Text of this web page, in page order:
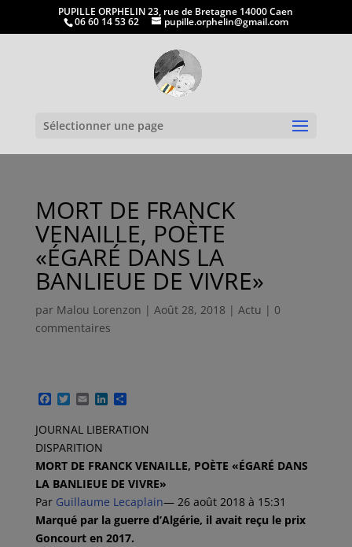
PUPILLE ORPHELIN 23, rue de Bretagne 14000 Caen
06 60 14 53 62 pupille.orphelin@gmail.com
Sélectionner une page
MORT DE FRANCK
VENAILLE, POÈTE
«ÉGARÉ DANS LA
BANLIEUE DE VIVRE»
par Malou Lorenzon | Août 28, 2018 | Actu | 0
commentaires
F
c
e
b
o
o
k
T
i
t
t
e
r
E
a
i
l
L
n
k
d
I
n
P
r
t
g
e
r
JOURNAL LIBERATION
DISPARITION
MORT DE FRANCK VENAILLE, POÈTE «ÉGARÉ DANS
LA BANLIEUE DE VIVRE»
Par Guillaume Lecaplain— 26 août 2018 à 15:31
Marqué par la guerre d’Algérie, il avait reçu le prix
Goncourt en 2017.